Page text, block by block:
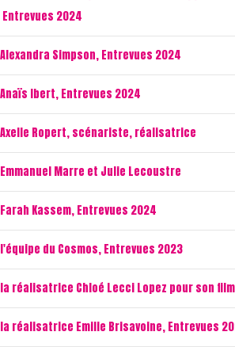
2024
Simpson, Entrevues 2024
Ibert, Entrevues 2024
Ropert, scénariste, réalisatrice
Marre et Julie Lecoustre
Kassem, Entrevues 2024
du Cosmos, Entrevues 2023
réalisatrice Chloé Lecci Lopez pour son film
réalisatrice Emilie Brisavoine, Entrevues